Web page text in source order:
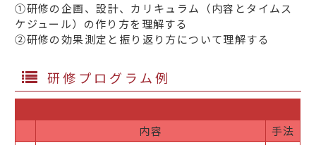
①研修の企画、設計、カリキュラム（内容とタイムス
ケジュール）の作り方を理解する
②研修の効果測定と振り返り方について理解する
研修プログラム例
内容 手法